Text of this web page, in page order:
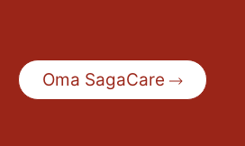
Oma SagaCare